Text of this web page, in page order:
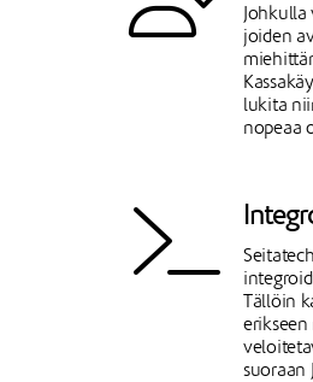
Johkulla
joiden
lukita
nopeaa
Tällöin
suoraan